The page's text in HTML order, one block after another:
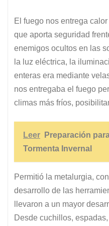
El fuego nos entrega
que aporta seguridad
enemigos ocultos en las
la luz eléctrica, la
enteras era mediante
nos entregaba el fuego
climas más fríos,
Leer
Preparación
Tormenta Invernal
Permitió la metalurgia,
desarrollo de las
llevaron a un mayor
Desde cuchillos,